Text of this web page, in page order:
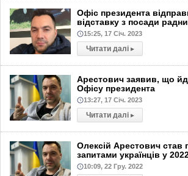
Офіс президента
відставку з посади
15:25, 17 Січ. 2023
Читати далі ▸
Арестович заявив, що
Офісу президента
13:27, 17 Січ. 2023
Читати далі ▸
Олексій Арестович став
запитами українців у
10:09, 22 Гру. 2022